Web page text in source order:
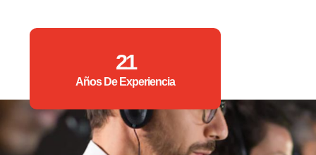
21
Años De Experiencia